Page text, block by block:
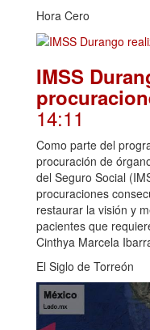
Hora Cero
IMSS
14:11
Como parte del
procuración de
del Seguro Social
procuraciones
restaurar la visión y
pacientes que
Cinthya Marcela
El Siglo de Torreón